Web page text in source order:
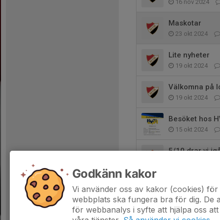
16 nov 2024
Maskotar
23 okt 2024
Lite nyheter
19 okt 2024
Välkomna på
19 okt 2024
Besöket hos
15 okt 2024
5/10 drar vi
10 sep 2024
Godkänn kakor
Vi använder oss av kakor (cookies)
webbplats ska fungera bra för dig. De
för webbanalys i syfte att hjälpa oss